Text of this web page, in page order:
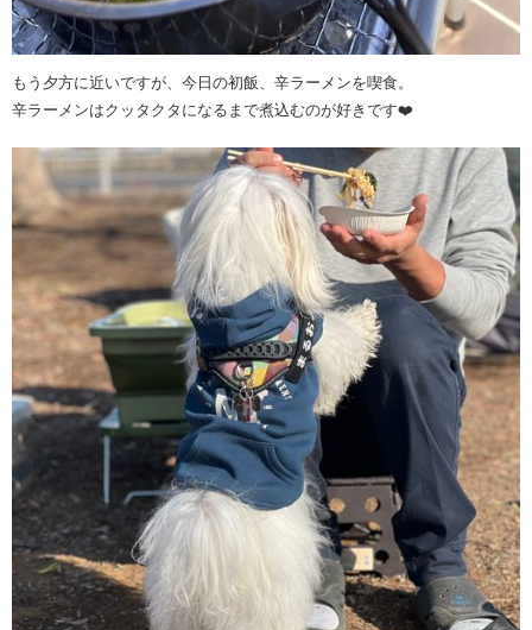
もう夕方に近いですが、今日の初飯、辛ラーメンを喫食。
辛ラーメンはクッタクタになるまで煮込むのが好きです❤️